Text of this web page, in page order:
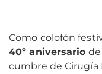
Como colofón
40º aniversario de
cumbre de Cirugía